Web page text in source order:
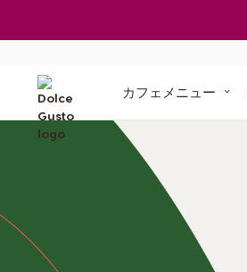
カフェメニュー
「ネスカフェ
ドルチェ グスト ネオ」
専用紙製ポッド
1台3役、スマート抽出
サステナビリティ・コミットメント